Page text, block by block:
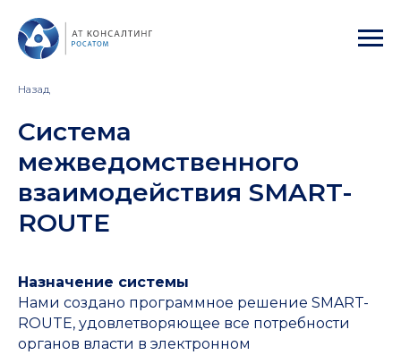
Назад
Система
межведомственного
взаимодействия SMART-
ROUTE
Назначение системы
Нами создано программное решение SMART-
ROUTE, удовлетворяющее все потребности
органов власти в электронном